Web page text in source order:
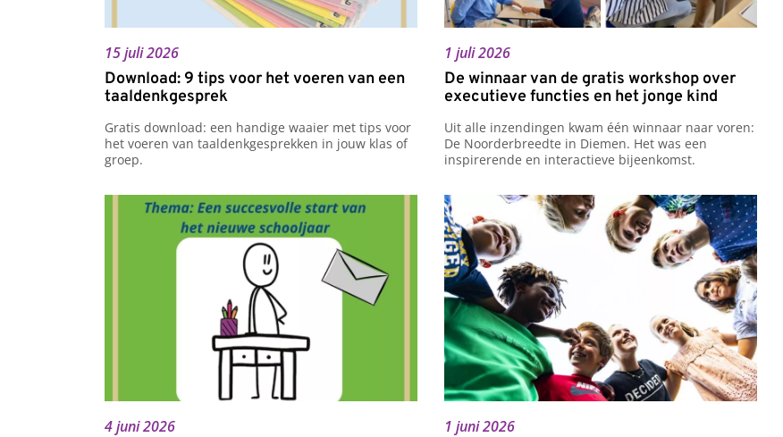
15 juli 2026
Download: 9 tips voor het voeren van een
taaldenkgesprek
Gratis download: een handige waaier met tips voor
het voeren van taaldenkgesprekken in jouw klas of
groep.
1 juli 2026
De winnaar van de gratis workshop over
executieve functies en het jonge kind
Uit alle inzendingen kwam één winnaar naar voren:
De Noorderbreedte in Diemen. Het was een
inspirerende en interactieve bijeenkomst.
4 juni 2026 1 juni 2026